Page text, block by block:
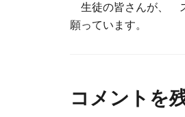
生徒の皆さんが、
願っています。
コメントを